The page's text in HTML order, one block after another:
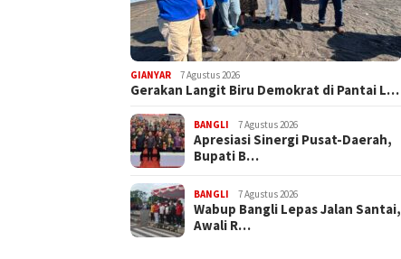
GIANYAR 7 Agustus 2026
Gerakan Langit Biru Demokrat di Pantai L…
BANGLI 7 Agustus 2026
Apresiasi Sinergi Pusat-Daerah,
Bupati B…
BANGLI 7 Agustus 2026
Wabup Bangli Lepas Jalan Santai,
Awali R…